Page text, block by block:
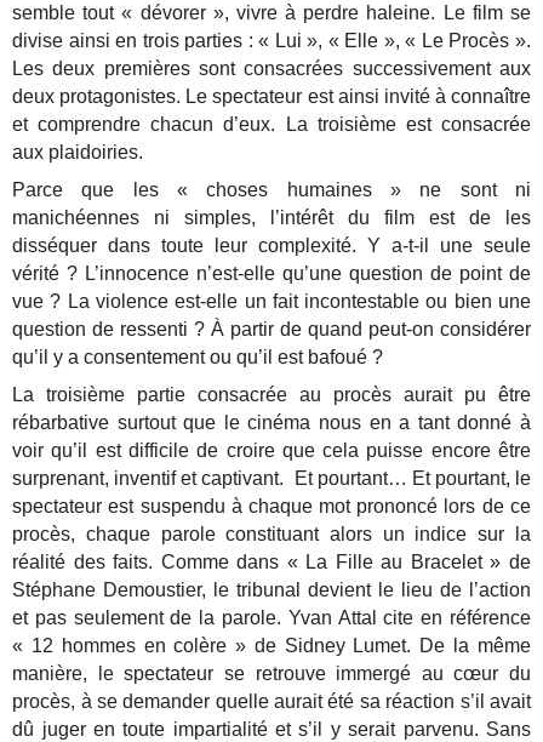
semble tout « dévorer », vivre à perdre haleine. Le film se
divise ainsi en trois parties : « Lui », « Elle », « Le Procès ».
Les deux premières sont consacrées successivement aux
deux protagonistes. Le spectateur est ainsi invité à connaître
et comprendre chacun d’eux. La troisième est consacrée
aux plaidoiries.
Parce que les « choses humaines » ne sont ni
manichéennes ni simples, l’intérêt du film est de les
disséquer dans toute leur complexité. Y a-t-il une seule
vérité ? L’innocence n’est-elle qu’une question de point de
vue ? La violence est-elle un fait incontestable ou bien une
question de ressenti ? À partir de quand peut-on considérer
qu’il y a consentement ou qu’il est bafoué ?
La troisième partie consacrée au procès aurait pu être
rébarbative surtout que le cinéma nous en a tant donné à
voir qu’il est difficile de croire que cela puisse encore être
surprenant, inventif et captivant. Et pourtant… Et pourtant, le
spectateur est suspendu à chaque mot prononcé lors de ce
procès, chaque parole constituant alors un indice sur la
réalité des faits. Comme dans « La Fille au Bracelet » de
Stéphane Demoustier, le tribunal devient le lieu de l’action
et pas seulement de la parole. Yvan Attal cite en référence
« 12 hommes en colère » de Sidney Lumet. De la même
manière, le spectateur se retrouve immergé au cœur du
procès, à se demander quelle aurait été sa réaction s’il avait
dû juger en toute impartialité et s’il y serait parvenu. Sans